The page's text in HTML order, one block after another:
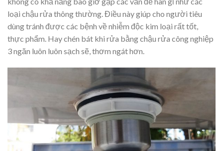
loại chậu rửa thông thường. Điều này giúp cho người tiêu
dùng tránh được các bệnh về nhiễm độc kim loại rất tốt,
thực phẩm. Hay chén bát khi rửa bằng chậu rửa công nghiệp
3 ngăn luôn luôn sạch sẽ, thơm ngát hơn.